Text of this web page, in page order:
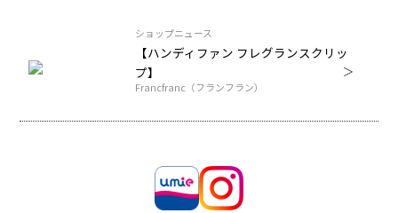
ショップニュース
【ハンディファン フレグランスクリッ
プ】
Francfranc（フランフラン）